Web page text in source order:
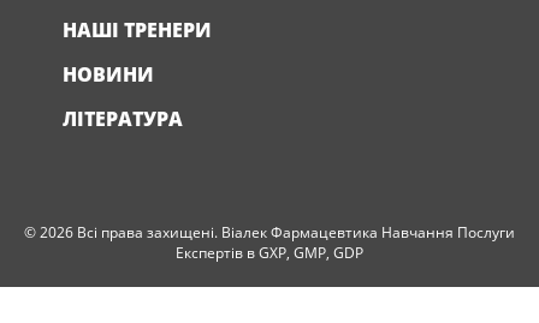
НАШІ ТРЕНЕРИ
НОВИНИ
ЛІТЕРАТУРА
© 2026 Всі права захищені. Віалек Фармацевтика Навчання Послуги
Експертів в GXP, GMP, GDP